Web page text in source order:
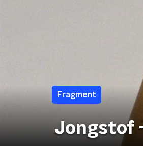
Fragment
Jongstof